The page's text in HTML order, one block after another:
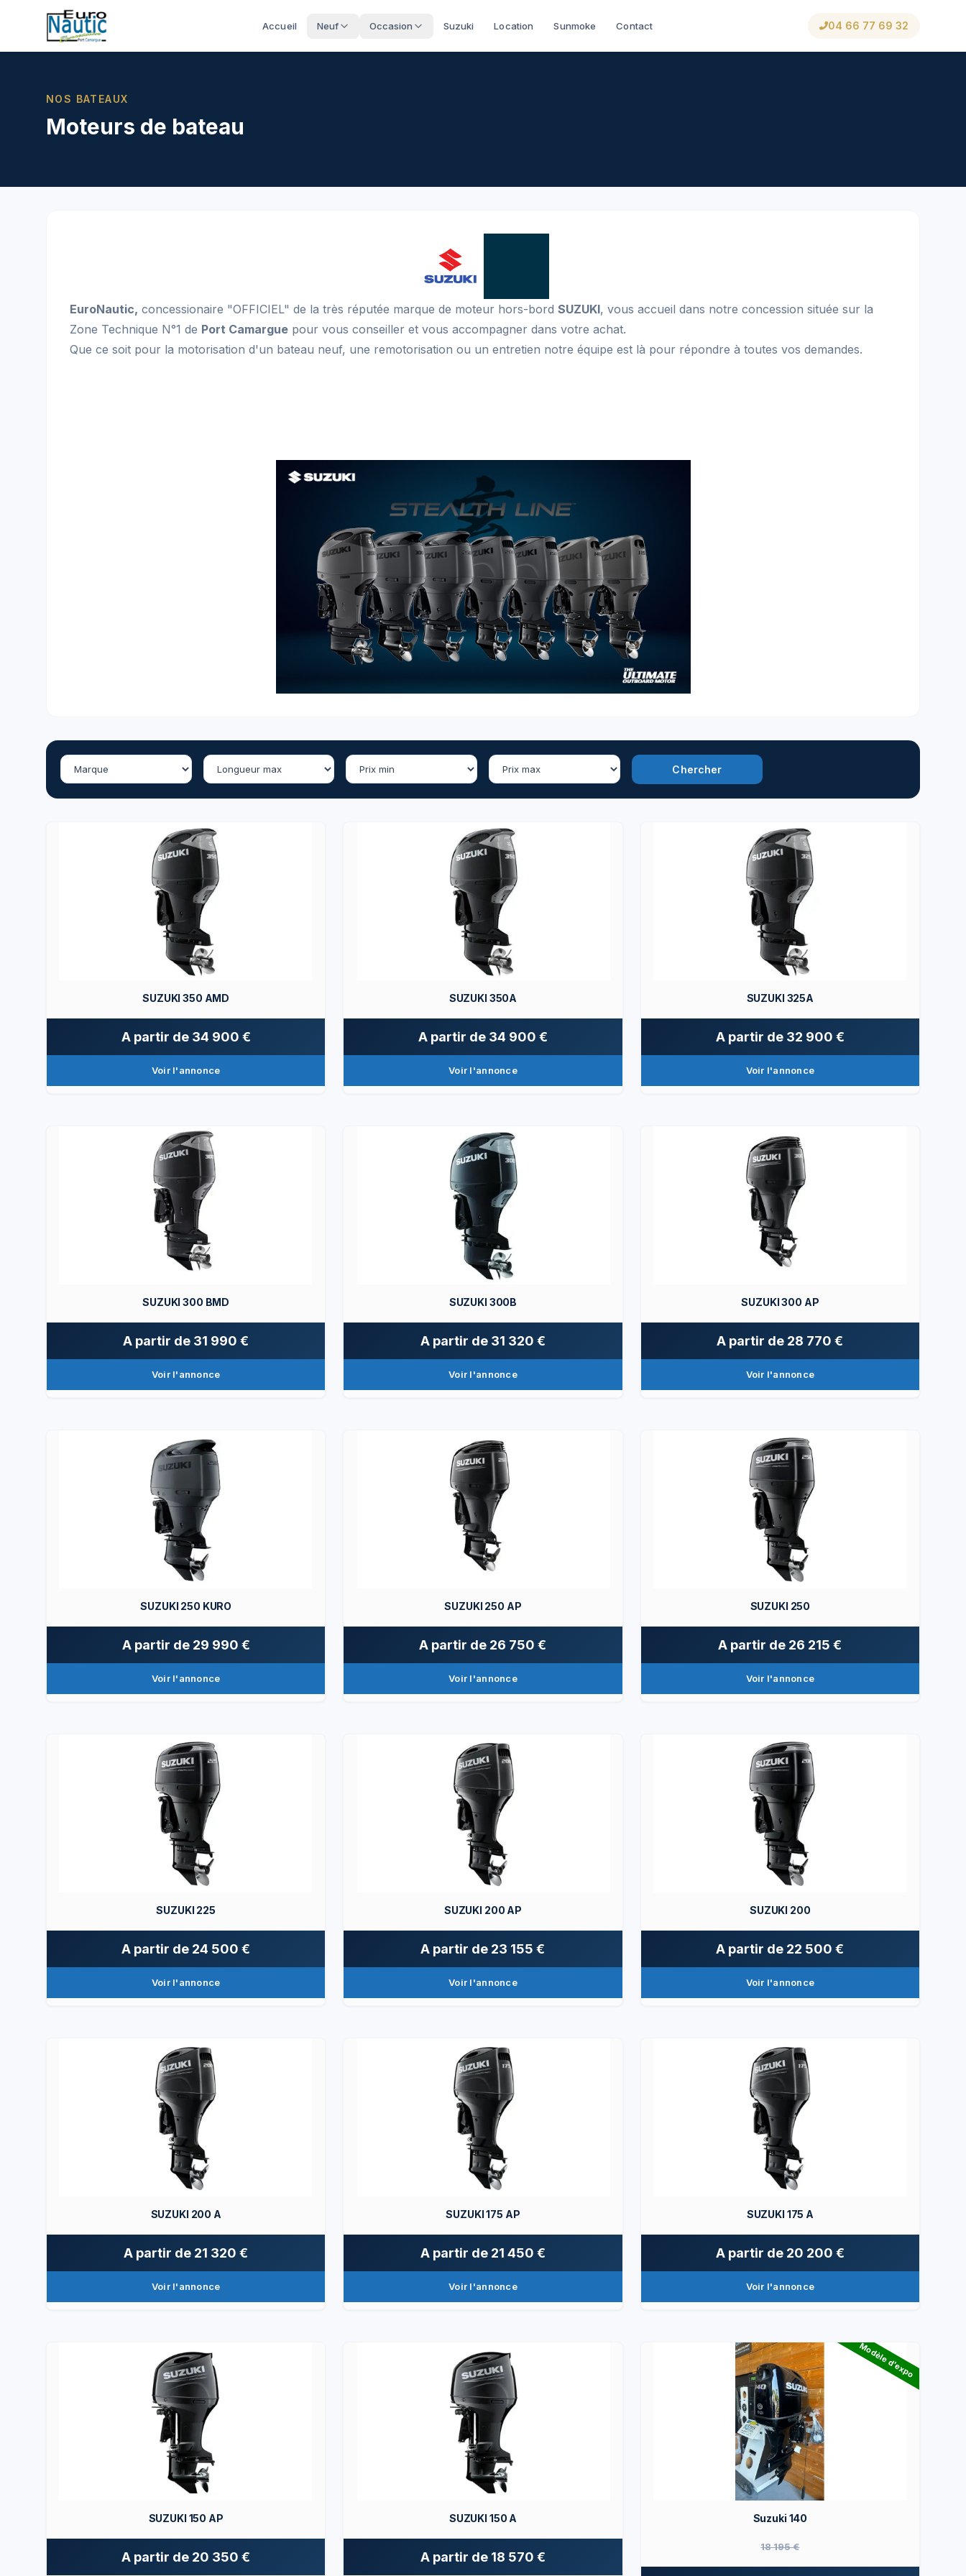
Accueil Neuf Occasion Suzuki Location Sunmoke Contact 04 66 77 69 32
NOS BATEAUX
Moteurs de bateau
EuroNautic, concessionaire "OFFICIEL" de la très réputée marque de moteur hors-bord SUZUKI, vous accueil dans notre concession située sur la
Zone Technique N°1 de Port Camargue pour vous conseiller et vous accompagner dans votre achat.
Que ce soit pour la motorisation d'un bateau neuf, une remotorisation ou un entretien notre équipe est là pour répondre à toutes vos demandes.
Chercher
SUZUKI 350 AMD
A partir de34 900 €
Voir l'annonce
SUZUKI 350A
A partir de34 900 €
Voir l'annonce
SUZUKI 325A
A partir de32 900 €
Voir l'annonce
SUZUKI 300 BMD
A partir de 31 990 €
Voir l'annonce
SUZUKI 300B
A partir de31 320 €
Voir l'annonce
SUZUKI 300 AP
A partir de 28 770 €
Voir l'annonce
SUZUKI 250 KURO
A partir de29 990 €
Voir l'annonce
SUZUKI 250 AP
A partir de 26 750 €
Voir l'annonce
SUZUKI 250
A partir de 26 215 €
Voir l'annonce
SUZUKI 225
A partir de 24 500 €
Voir l'annonce
SUZUKI 200 AP
A partir de 23 155 €
Voir l'annonce
SUZUKI 200
A partir de 22 500 €
Voir l'annonce
SUZUKI 200 A
A partir de 21 320 €
Voir l'annonce
SUZUKI 175 AP
A partir de21 450 €
Voir l'annonce
SUZUKI 175 A
A partir de20 200 €
Voir l'annonce
SUZUKI 150 AP
A partir de 20 350 €
SUZUKI 150 A
A partir de18 570 €
Modèle d'expo
Suzuki 140
18 195 €